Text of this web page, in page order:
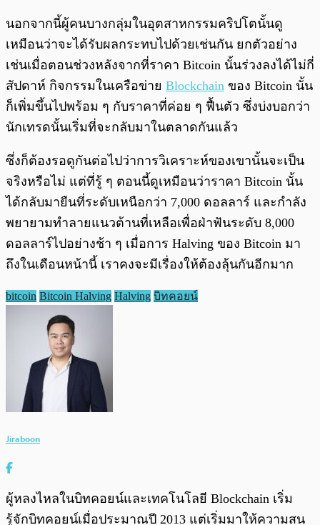
นอกจากนี้ผู้คนบางกลุ่มในอุตสาหกรรมคริปโตนั้นดู
เหมือนว่าจะได้รับผลกระทบไปด้วยเช่นกัน ยกตัวอย่าง
เช่นเมื่อตอนช่วงหลังจากที่ราคา Bitcoin นั้นร่วงลงได้ไม่กี่
สัปดาห์ กิจกรรมในเครือข่าย Blockchain ของ Bitcoin นั้น
ก็เพิ่มขึ้นไปพร้อม ๆ กับราคาที่ค่อย ๆ ฟื้นตัว ซึ่งบ่งบอกว่า
นักเทรดนั้นเริ่มที่จะกลับมาในตลาดกันแล้ว
ซึ่งก็ต้องรอดูกันต่อไปว่าการวิเคราะห์ของเขานั้นจะเป็น
จริงหรือไม่ แต่ที่รู้ ๆ ตอนนี้ดูเหมือนว่าราคา Bitcoin นั้น
ได้กลับมายืนที่ระดับเหนือกว่า 7,000 ดอลลาร์ และกำลัง
พยายามทำลายแนวต้านที่เหลือเพื่อฝ่าฟันระดับ 8,000
ดอลลาร์ไปอย่างช้า ๆ เมื่อการ Halving ของ Bitcoin มา
ถึงในเดือนหน้านี้ เราคงจะมีเรื่องให้ต้องลุ้นกันอีกมาก
bitcoin Bitcoin Halving Halving บิทคอยน์
Jiraboon
ผู้หลงไหลในบิทคอยน์และเทคโนโลยี Blockchain เริ่ม
รู้จักบิทคอยน์เมื่อประมาณปี 2013 แต่เริ่มมาให้ความสน